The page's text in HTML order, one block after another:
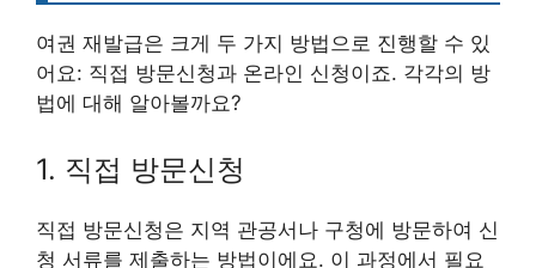
여권 재발급은 크게 두 가지 방법으로 진행할 수 있
어요: 직접 방문신청과 온라인 신청이죠. 각각의 방
법에 대해 알아볼까요?
1. 직접 방문신청
직접 방문신청은 지역 관공서나 구청에 방문하여 신
청 서류를 제출하는 방법이에요. 이 과정에서 필요